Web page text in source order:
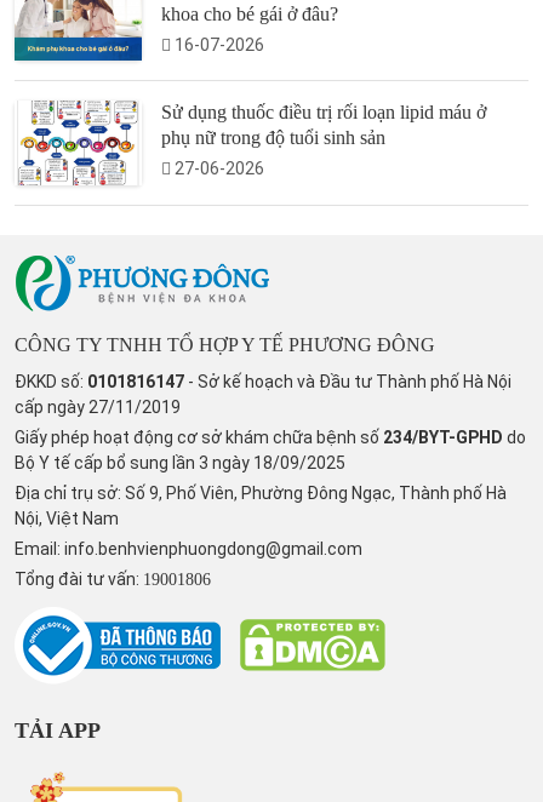
khoa cho bé gái ở đâu?
16-07-2026
Sử dụng thuốc điều trị rối loạn lipid máu ở
phụ nữ trong độ tuổi sinh sản
27-06-2026
CÔNG TY TNHH TỔ HỢP Y TẾ PHƯƠNG ĐÔNG
ĐKKD số: 0101816147 - Sở kế hoạch và Đầu tư Thành phố Hà Nội
cấp ngày 27/11/2019
Giấy phép hoạt động cơ sở khám chữa bệnh số 234/BYT-GPHD do
Bộ Y tế cấp bổ sung lần 3 ngày 18/09/2025
Địa chỉ trụ sở: Số 9, Phố Viên, Phường Đông Ngạc, Thành phố Hà
Nội, Việt Nam
Email: info.benhvienphuongdong@gmail.com
Tổng đài tư vấn: 19001806
TẢI APP